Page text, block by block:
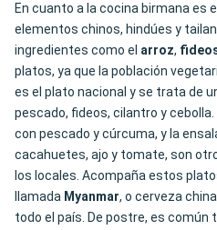
En cuanto a la cocina birmana es
elementos chinos, hindúes y
ingredientes como el arroz,
platos, ya que la población
es el plato nacional y se trata de
pescado, fideos, cilantro y cebolla.
con pescado y cúrcuma, y la
cacahuetes, ajo y tomate, son
los locales. Acompaña estos
llamada Myanmar, o cerveza
todo el país. De postre, es común